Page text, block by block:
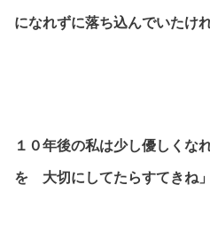
になれずに落ち込んでいたけれ
１０年後の私は少し優しくな
を 大切にしてたらすてきね」